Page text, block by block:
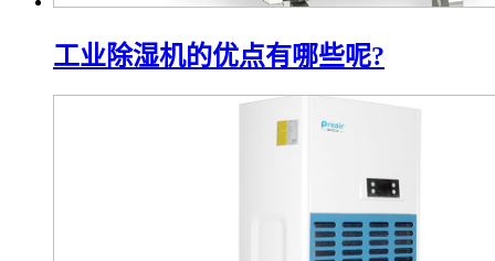
工业除湿机的优点有哪些呢?